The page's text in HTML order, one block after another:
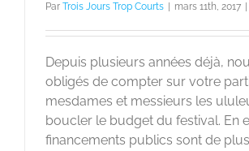
Par Trois Jours Trop Courts mars 11th, 2017
Depuis plusieurs années déjà,
obligés de compter sur votre
mesdames et messieurs les
boucler le budget du festival. En
financements publics sont de